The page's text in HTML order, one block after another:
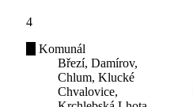
4
Komunál
Březí, Damírov,
Chlum, Klucké
Chvalovice,